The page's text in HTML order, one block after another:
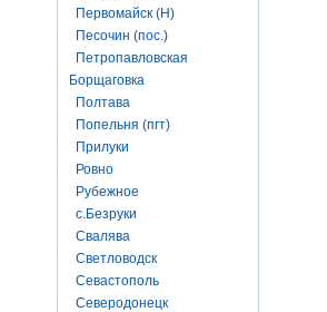
Первомайск (Н)
Песочин (пос.)
Петропавловская
Борщаговка
Полтава
Попельня (пгт)
Прилуки
Ровно
Рубежное
с.Безруки
Свалява
Светловодск
Севастополь
Северодонецк